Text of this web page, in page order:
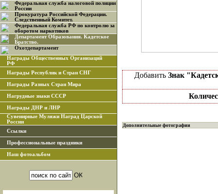
Федеральная служба налоговой полиции
России
Прокуратура Российской Федерации.
Следственный Комитет.
Федеральная служба РФ по контролю за
оборотом наркотиков
Департамент Образования. Кадетское
Братство.
Охотдепартамент
Награды Общественных Организаций
РФ
Награды Республик и Стран СНГ
Награды Разных Стран Мира
Нагрудные знаки СССР
Награды ДНР и ЛНР
Сувенирные Муляжи Наград Царской
России
Ссылки
Профессиональные праздники
Наш фотоальбом
Добавить Знак
Дополнительные фотографии